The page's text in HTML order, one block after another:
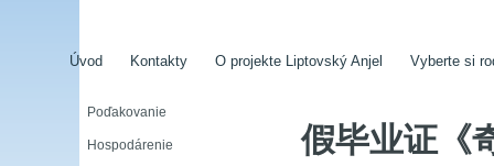
Úvod Kontakty O projekte Liptovský Anjel Vyberte si
Poďakovanie
Hospodárenie
假毕业证《